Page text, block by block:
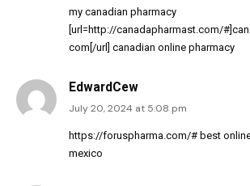
my canadian pharmacy
[url=http://canadapharmast.com/
com[/url] canadian online pharmacy
EdwardCew
July 20, 2024 at 5:08 pm
https://foruspharma.com/# best
mexico